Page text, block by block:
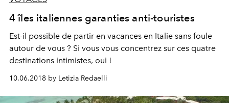
4 îles italiennes garanties anti-touristes
Est-il possible de partir en vacances en Italie sans foule
autour de vous ? Si vous vous concentrez sur ces quatre
destinations intimistes, oui !
10.06.2018 by Letizia Redaelli